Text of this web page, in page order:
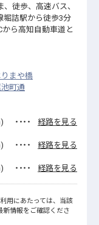
徒歩、高速バス、
堀詰駅から徒歩3分
ら高知自動車道と
りまや橋
町通
・・・・
経路を見る
・・・・
経路を見る
・・・・ 経路を見る
用にあたっては、当該
新情報をご確認くださ